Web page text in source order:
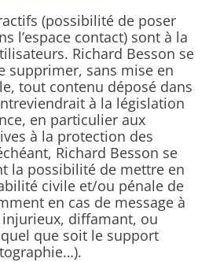
(possibilité de poser
l’espace contact) sont à la
Richard Besson se
supprimer, sans mise en
tout contenu déposé dans
à la législation
en particulier aux
à la protection des
Richard Besson se
la possibilité de mettre en
civile et/ou pénale de
en cas de message à
diffamant, ou
que soit le support